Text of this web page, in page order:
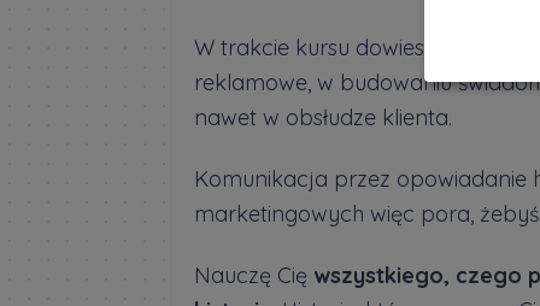
W trakcie kursu dowiesz się
reklamowe, w budowaniu
nawet w obsłudze klienta.
Komunikacja przez opowiadanie
marketingowych więc pora,
Nauczę Cię wszystkiego, czego